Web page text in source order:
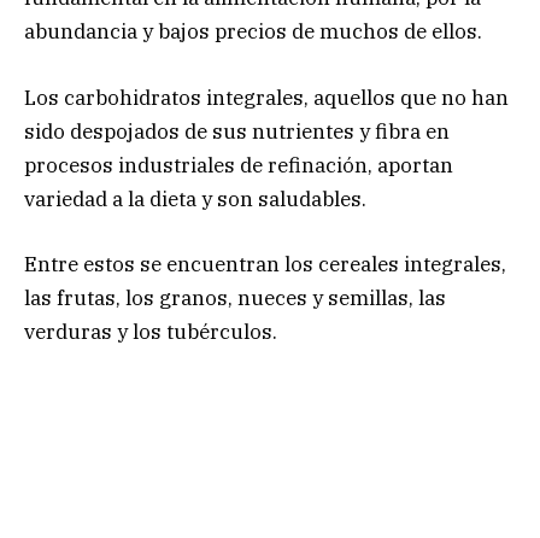
abundancia y bajos precios de muchos de ellos.
Los carbohidratos integrales, aquellos que no han
sido despojados de sus nutrientes y fibra en
procesos industriales de refinación, aportan
variedad a la dieta y son saludables.
Entre estos se encuentran los cereales integrales,
las frutas, los granos, nueces y semillas, las
verduras y los tubérculos.